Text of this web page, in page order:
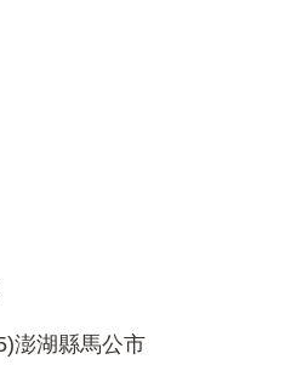
澎湖縣馬公市